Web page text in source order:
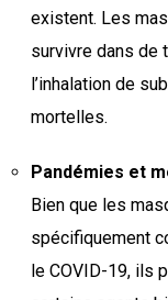
existent. Les
survivre dans de
l’inhalation de
mortelles.
Pandémies et
Bien que les
spécifiquement
le COVID-19, ils